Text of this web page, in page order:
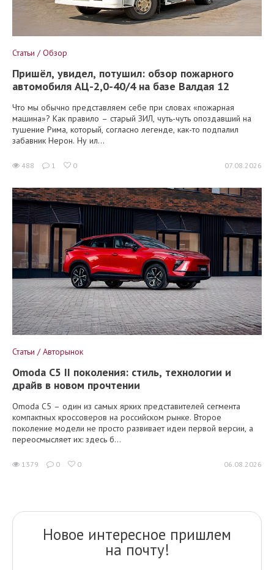
Статьи / Обзор
Пришёл, увидел, потушил: обзор пожарного
автомобиля АЦ-2,0-40/4 на базе Валдая 12
Что мы обычно представляем себе при словах «пожарная
машина»? Как правило – старый ЗИЛ, чуть-чуть опоздавший на
тушение Рима, который, согласно легенде, как-то подпалил
забавник Нерон. Ну ил...
488 1 0 07.08.2026
Статьи / Авторынок
Omoda C5 II поколения: стиль, технологии и
драйв в новом прочтении
Omoda C5 – один из самых ярких представителей сегмента
компактных кроссоверов на российском рынке. Второе
поколение модели не просто развивает идеи первой версии, а
переосмысляет их: здесь б...
1379 0 0 06.08.2026
Новое интересное пришлем
на почту!